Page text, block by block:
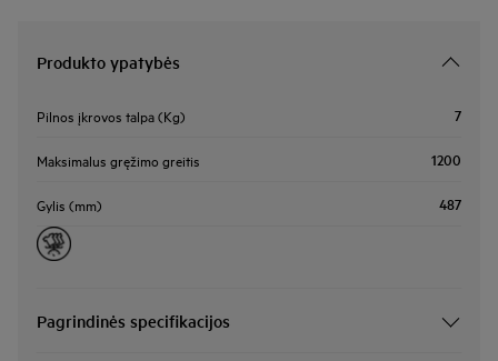
Produkto ypatybės
Pilnos įkrovos talpa (Kg) 7
Maksimalus gręžimo greitis 1200
Gylis (mm) 487
Pagrindinės specifikacijos